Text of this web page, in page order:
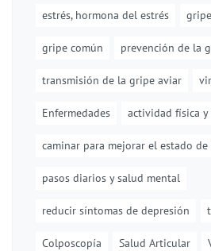
estrés, hormona del estrés
gripe común prevención de la
transmisión de la gripe aviar
Enfermedades actividad física y
caminar para mejorar el estado de
pasos diarios y salud mental
reducir síntomas de depresión
Colposcopía Salud Articular